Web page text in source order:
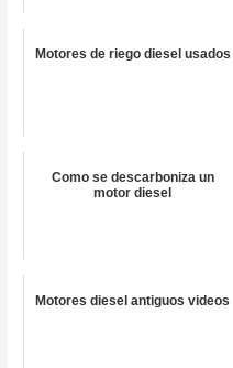
Motores de riego diesel usados
Como se descarboniza un
motor diesel
Motores diesel antiguos videos